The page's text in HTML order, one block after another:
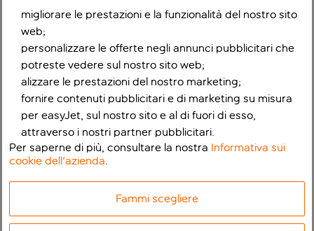
migliorare le prestazioni e la funzionalità del nostro sito
web;
personalizzare le offerte negli annunci pubblicitari che
potreste vedere sul nostro sito web;
alizzare le prestazioni del nostro marketing;
fornire contenuti pubblicitari e di marketing su misura
per easyJet, sul nostro sito e al di fuori di esso,
attraverso i nostri partner pubblicitari.
Per saperne di più, consultare la nostra Informativa sui
cookie dell'azienda.
Fammi scegliere